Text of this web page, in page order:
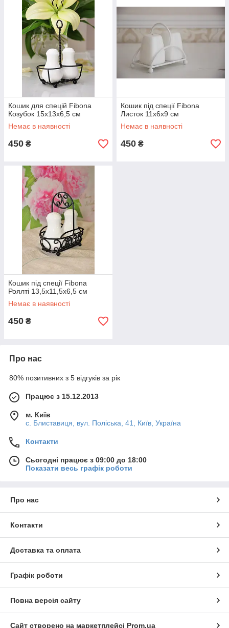
Кошик для спецій Fibona
Козубок 15х13х6,5 см
Немає в наявності
450 ₴
Кошик під спеції Fibona
Листок 11х6х9 см
Немає в наявності
450 ₴
Кошик під спеції Fibona
Роялті 13,5х11,5х6,5 см
Немає в наявності
450 ₴
Про нас
80% позитивних з 5 відгуків за рік
Працює з 15.12.2013
м. Київ
с. Блиставиця, вул. Поліська, 41, Київ, Україна
Контакти
Сьогодні працює з 09:00 до 18:00
Показати весь графік роботи
Про нас
Контакти
Доставка та оплата
Графік роботи
Повна версія сайту
Сайт створено на маркетплейсі Prom.ua